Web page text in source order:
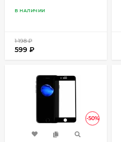
В НАЛИЧИИ
1 198₽
599 ₽
-50%